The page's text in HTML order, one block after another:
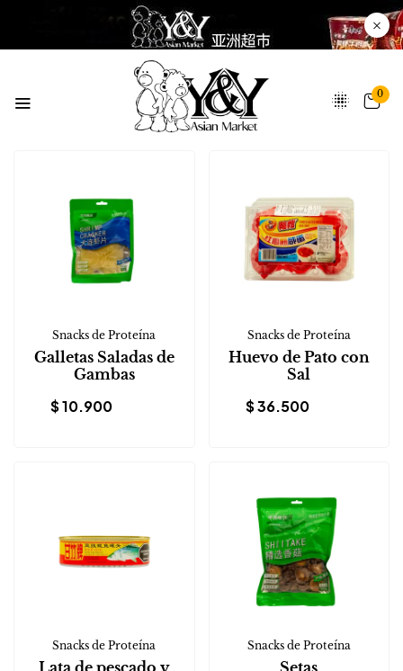
0
Snacks de Proteína
Galletas Saladas de
Gambas
$10.900
Snacks de Proteína
Huevo de Pato con
Sal
$36.500
Snacks de Proteína Snacks de Proteína